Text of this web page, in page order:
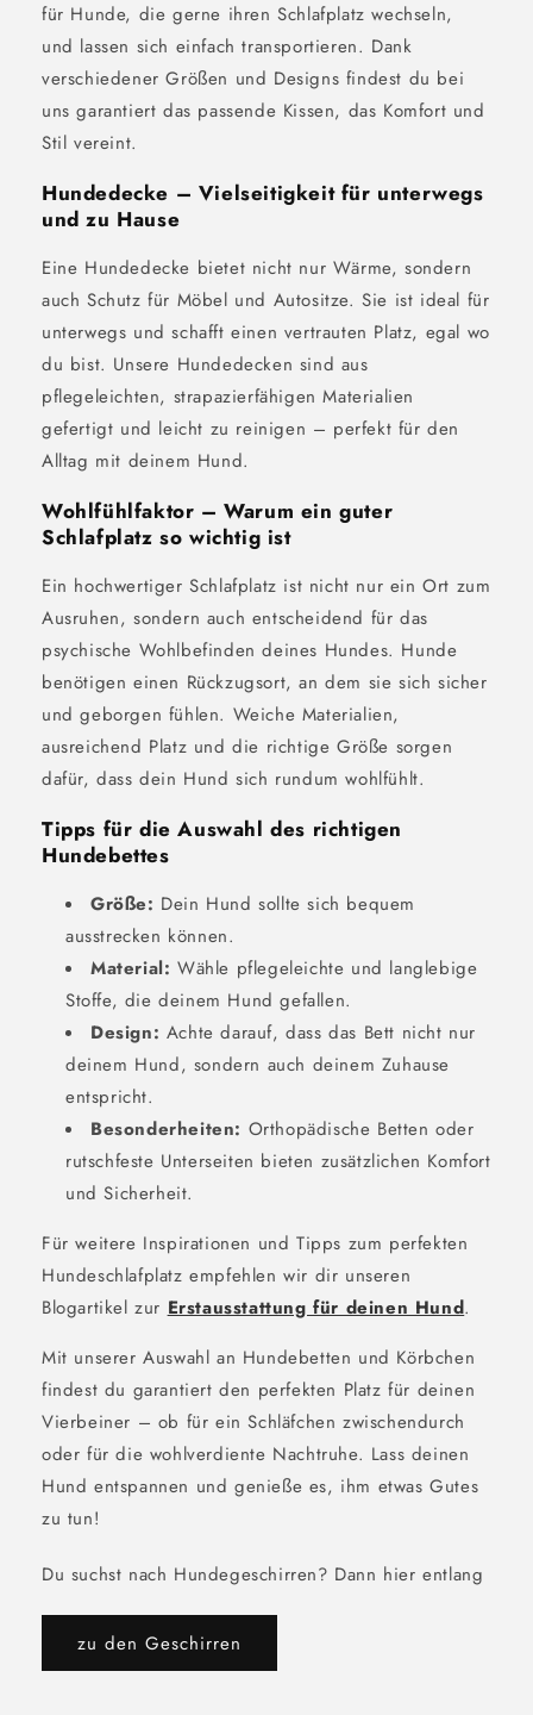
für Hunde, die gerne ihren Schlafplatz wechseln,
und lassen sich einfach transportieren. Dank
verschiedener Größen und Designs findest du bei
uns garantiert das passende Kissen, das Komfort und
Stil vereint.
Hundedecke – Vielseitigkeit für unterwegs
und zu Hause
Eine Hundedecke bietet nicht nur Wärme, sondern
auch Schutz für Möbel und Autositze. Sie ist ideal für
unterwegs und schafft einen vertrauten Platz, egal wo
du bist. Unsere Hundedecken sind aus
pflegeleichten, strapazierfähigen Materialien
gefertigt und leicht zu reinigen – perfekt für den
Alltag mit deinem Hund.
Wohlfühlfaktor – Warum ein guter
Schlafplatz so wichtig ist
Ein hochwertiger Schlafplatz ist nicht nur ein Ort zum
Ausruhen, sondern auch entscheidend für das
psychische Wohlbefinden deines Hundes. Hunde
benötigen einen Rückzugsort, an dem sie sich sicher
und geborgen fühlen. Weiche Materialien,
ausreichend Platz und die richtige Größe sorgen
dafür, dass dein Hund sich rundum wohlfühlt.
Tipps für die Auswahl des richtigen
Hundebettes
Größe: Dein Hund sollte sich bequem
ausstrecken können.
Material: Wähle pflegeleichte und langlebige
Stoffe, die deinem Hund gefallen.
Design: Achte darauf, dass das Bett nicht nur
deinem Hund, sondern auch deinem Zuhause
entspricht.
Besonderheiten: Orthopädische Betten oder
rutschfeste Unterseiten bieten zusätzlichen Komfort
und Sicherheit.
Für weitere Inspirationen und Tipps zum perfekten
Hundeschlafplatz empfehlen wir dir unseren
Blogartikel zur Erstausstattung für deinen Hund.
Mit unserer Auswahl an Hundebetten und Körbchen
findest du garantiert den perfekten Platz für deinen
Vierbeiner – ob für ein Schläfchen zwischendurch
oder für die wohlverdiente Nachtruhe. Lass deinen
Hund entspannen und genieße es, ihm etwas Gutes
zu tun!
Du suchst nach Hundegeschirren? Dann hier entlang
zu den Geschirren